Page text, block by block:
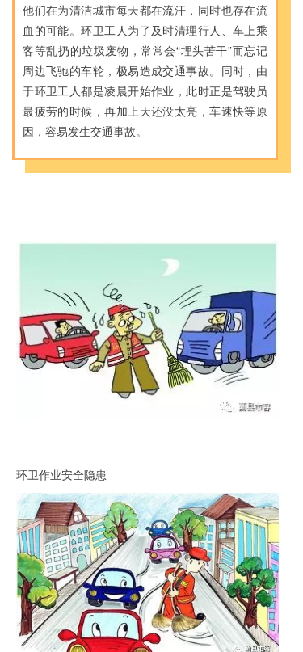
他们在为清洁城市每天都在流汗，同时也存在流
血的可能。环卫工人为了及时清理行人、车上乘
客等乱扔的垃圾废物，常常会“埋头苦干”而忘记
周边飞驰的车轮，极易造成交通事故。同时，由
于环卫工人都是凌晨开始作业，此时正是驾驶员
最疲劳的时候，再加上天还没太亮，车速快等原
因，容易发生交通事故。
环卫作业安全隐患